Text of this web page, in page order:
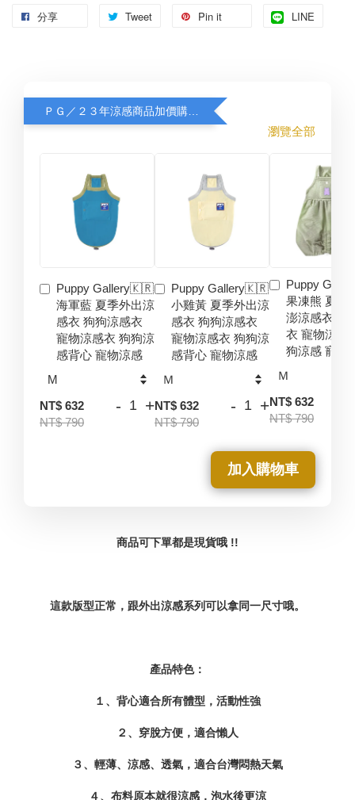
分享 Tweet Pin it LINE
瀏覽全部
Puppy Gallery🇰🇷
海軍藍 夏季外出涼
感衣 狗狗涼感衣
寵物涼感衣 狗狗涼
感背心 寵物涼感
NT$ 632
NT$ 790
- +
Puppy Gallery🇰🇷
小雞黃 夏季外出涼
感衣 狗狗涼感衣
寵物涼感衣 狗狗涼
感背心 寵物涼感
NT$ 632
NT$ 790
- +
Puppy
果凍熊 夏季
澎涼感衣 狗
衣 寵物涼感
狗涼感 寵物
NT$ 632
NT$ 790
加入購物車
商品可下單都是現貨哦 !!
這款版型正常，跟外出涼感系列可以拿同一尺寸哦。
產品特色：
１、背心適合所有體型，活動性強
２、穿脫方便，適合懶人
３、輕薄、涼感、透氣，適合台灣悶熱天氣
４、布料原本就很涼感，泡水後更涼